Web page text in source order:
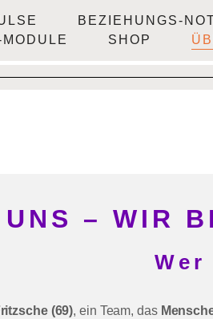
BEZIEHUNGS-
SHOP
UNS – WIR
(69), ein Team, das